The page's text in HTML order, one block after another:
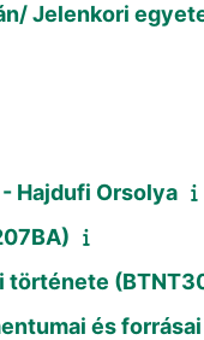
Jelenkori
Hajdufi Orsolya
története
és